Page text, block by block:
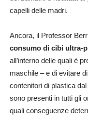
capelli delle madri.
Ancora, il Professor
consumo di cibi ultra-
all’interno delle quali è
maschile – e di evitare
contenitori di plastica
sono presenti in tutti gli
quali conseguenze